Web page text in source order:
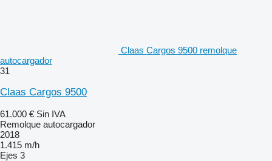
Claas Cargos 9500 remolque
autocargador
31
Claas Cargos 9500
61.000 € Sin IVA
Remolque autocargador
2018
1.415 m/h
Ejes 3